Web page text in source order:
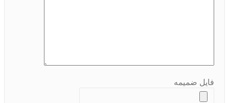
فایل ضمیمه